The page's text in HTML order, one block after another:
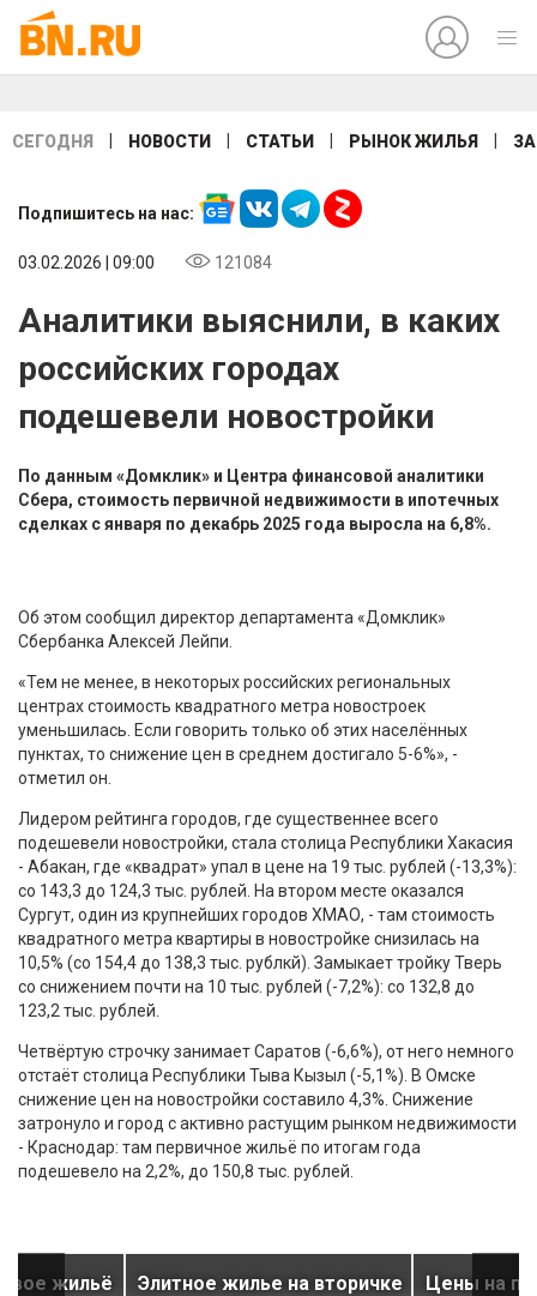
СЕГОДНЯ НОВОСТИ СТАТЬИ РЫНОК ЖИЛЬЯ
Подпишитесь на нас:
03.02.2026 | 09:00 121084
Аналитики выяснили, в каких
российских городах
подешевели новостройки
По данным «Домклик» и Центра финансовой аналитики
Сбера, стоимость первичной недвижимости в ипотечных
сделках с января по декабрь 2025 года выросла на 6,8%.
Об этом сообщил директор департамента «Домклик»
Сбербанка Алексей Лейпи.
«Тем не менее, в некоторых российских региональных
центрах стоимость квадратного метра новостроек
уменьшилась. Если говорить только об этих населённых
пунктах, то снижение цен в среднем достигало 5-6%», -
отметил он.
Лидером рейтинга городов, где существеннее всего
подешевели новостройки, стала столица Республики Хакасия
- Абакан, где «квадрат» упал в цене на 19 тыс. рублей (-13,3%):
со 143,3 до 124,3 тыс. рублей. На втором месте оказался
Сургут, один из крупнейших городов ХМАО, - там стоимость
квадратного метра квартиры в новостройке снизилась на
10,5% (со 154,4 до 138,3 тыс. рублкй). Замыкает тройку Тверь
со снижением почти на 10 тыс. рублей (-7,2%): со 132,8 до
123,2 тыс. рублей.
Четвёртую строчку занимает Саратов (-6,6%), от него немного
отстаёт столица Республики Тыва Кызыл (-5,1%). В Омске
снижение цен на новостройки составило 4,3%. Снижение
затронуло и город с активно растущим рынком недвижимости
- Краснодар: там первичное жильё по итогам года
подешевело на 2,2%, до 150,8 тыс. рублей.
жильё
Элитное жилье на вторичке
Цены на